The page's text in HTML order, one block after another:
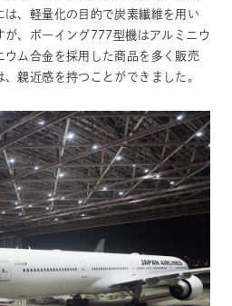
は、軽量化の目的で炭素繊維を用い
が、ボーイング777型機はアルミニウ
ウム合金を採用した商品を多く販売
親近感を持つことができました。